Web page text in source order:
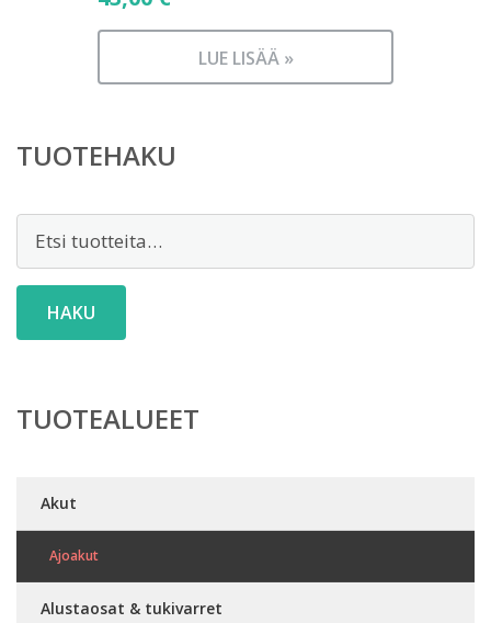
LUE LISÄÄ »
TUOTEHAKU
Etsi:
HAKU
TUOTEALUEET
Akut
Ajoakut
Alustaosat & tukivarret